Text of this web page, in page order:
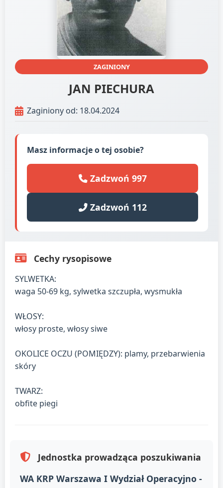
ZAGINIONY
JAN PIECHURA
Zaginiony od: 18.04.2024
Masz informacje o tej osobie?
Zadzwoń 997
Zadzwoń 112
Cechy rysopisowe
SYLWETKA:
waga 50-69 kg, sylwetka szczupła, wysmukła
WŁOSY:
włosy proste, włosy siwe
OKOLICE OCZU (POMIĘDZY): plamy, przebarwienia
skóry
TWARZ:
obfite piegi
Jednostka prowadząca poszukiwania
WA KRP Warszawa I Wydział Operacyjno -